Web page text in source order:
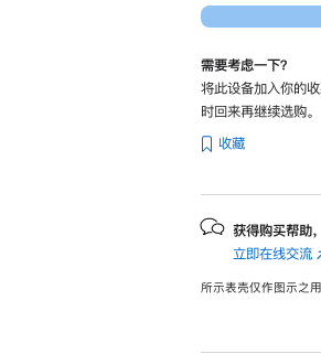
需要考虑一下？
将此设备加入你的收
时回来再继续选购。
收藏
获得购买帮助，
立即在线交流 (
所示表壳仅作图示之用